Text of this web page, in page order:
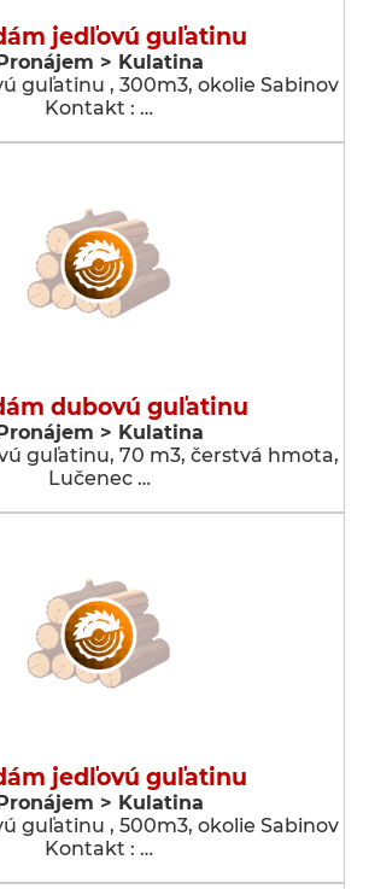
jedľovú guľatinu
> Kulatina
guľatinu , 300m3, okolie Sabinov
Kontakt : …
dubovú guľatinu
> Kulatina
guľatinu, 70 m3, čerstvá hmota,
Lučenec …
jedľovú guľatinu
> Kulatina
guľatinu , 500m3, okolie Sabinov
Kontakt : …